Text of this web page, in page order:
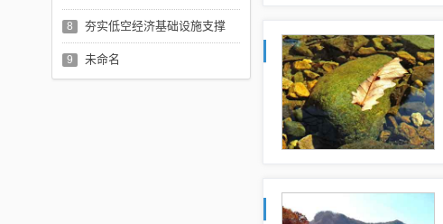
8 夯实低空经济基础设施支撑
9 未命名